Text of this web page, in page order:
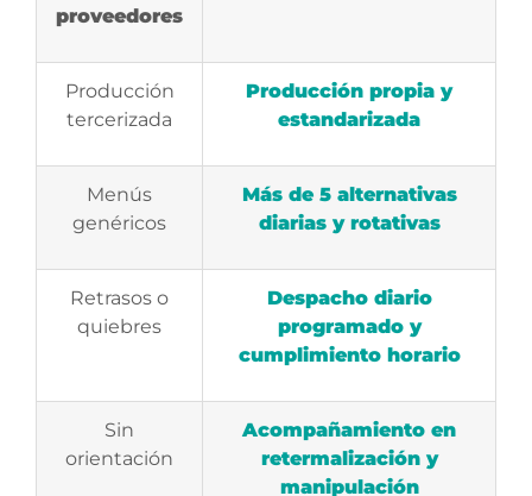
proveedores
Producción
tercerizada
Producción propia y
estandarizada
Menús
genéricos
Más de 5 alternativas
diarias y rotativas
Retrasos o
quiebres
Despacho diario
programado y
cumplimiento horario
Sin
orientación
Acompañamiento en
retermalización y
manipulación